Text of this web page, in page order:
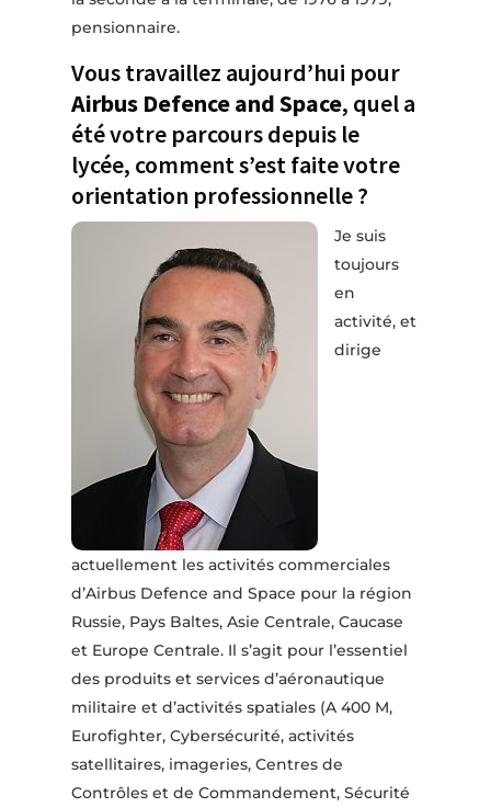
pensionnaire.
Vous travaillez aujourd’hui pour
Airbus Defence and Space, quel a
été votre parcours depuis le
lycée, comment s’est faite votre
orientation professionnelle ?
Je suis
toujours
en
activité, et
dirige
actuellement les activités commerciales
d’Airbus Defence and Space pour la région
Russie, Pays Baltes, Asie Centrale, Caucase
et Europe Centrale. Il s’agit pour l’essentiel
des produits et services d’aéronautique
militaire et d’activités spatiales (A 400 M,
Eurofighter, Cybersécurité, activités
satellitaires, imageries, Centres de
Contrôles et de Commandement, Sécurité